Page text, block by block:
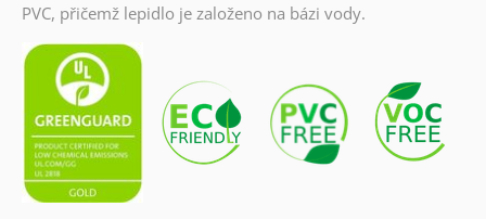
PVC, přičemž lepidlo je založeno na bázi vody.